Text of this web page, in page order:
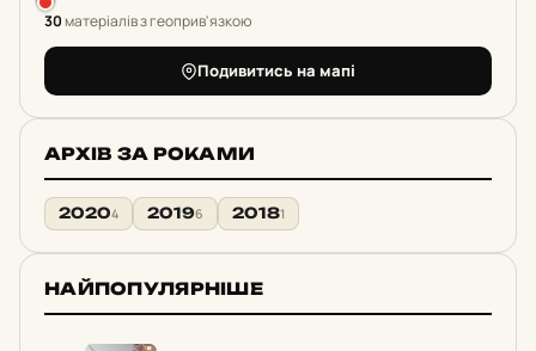
30матеріалів з геоприв'язкою
Подивитись на мапі
АРХІВ ЗА РОКАМИ
20204 20196 20181
НАЙПОПУЛЯРНІШЕ